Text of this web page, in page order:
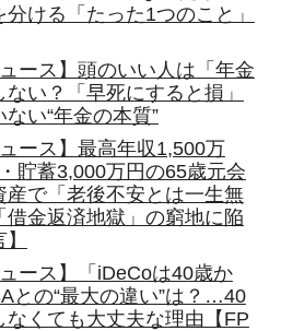
ける「たった1つのこと」
ース】頭のいい人は「年金
い？「早死にすると損」
い“年金の本質”
ース】最高年収1,500万
貯蓄3,000万円の65歳元会
で「老後不安とは一生無
金返済地獄」の窮地に陥
ース】「iDeCoは40歳か
との“最大の違い”は？…40
くても大丈夫な理由【FP